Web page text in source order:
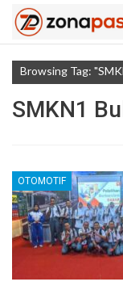
Browsing Tag:
SMKN1
OTOMOTIF